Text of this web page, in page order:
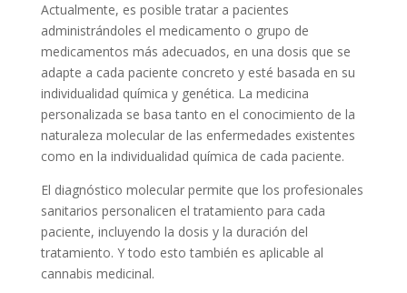
Actualmente, es posible tratar a pacientes
administrándoles el medicamento o grupo de
medicamentos más adecuados, en una dosis que se
adapte a cada paciente concreto y esté basada en su
individualidad química y genética. La medicina
personalizada se basa tanto en el conocimiento de la
naturaleza molecular de las enfermedades existentes
como en la individualidad química de cada paciente.
El diagnóstico molecular permite que los profesionales
sanitarios personalicen el tratamiento para cada
paciente, incluyendo la dosis y la duración del
tratamiento. Y todo esto también es aplicable al
cannabis medicinal.